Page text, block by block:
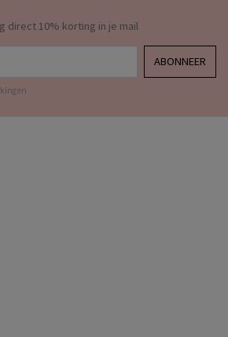
direct 10% korting in je mail
ABONNEER